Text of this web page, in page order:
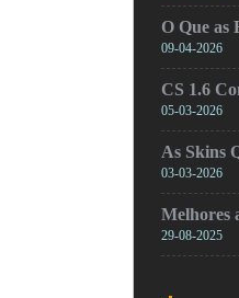
O Que as
09-04-2026
CS 1.6
05-03-2026
As Skins
03-03-2026
Melhores
29-08-2025